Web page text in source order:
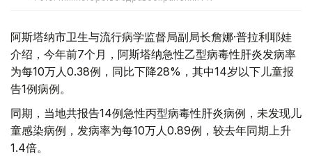
阿斯塔纳市卫生与流行病学监督局副局长詹娜·普拉利耶娃
介绍，今年前7个月，阿斯塔纳急性乙型病毒性肝炎发病率
为每10万人0.38例，同比下降28%，其中14岁以下儿童报
告1例病例。
同期，当地共报告14例急性丙型病毒性肝炎病例，未发现儿
童感染病例，发病率为每10万人0.89例，较去年同期上升
1.4倍。